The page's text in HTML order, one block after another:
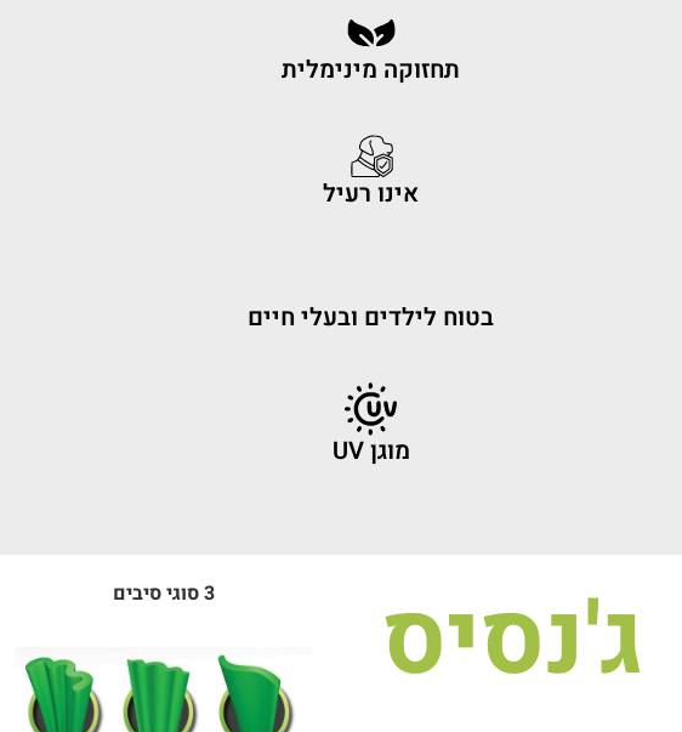
תחזוקה מינימלית
אינו רעיל
בטוח לילדים ובעלי חיים
מוגן UV
ג'נסיס 3 סוגי סיבים